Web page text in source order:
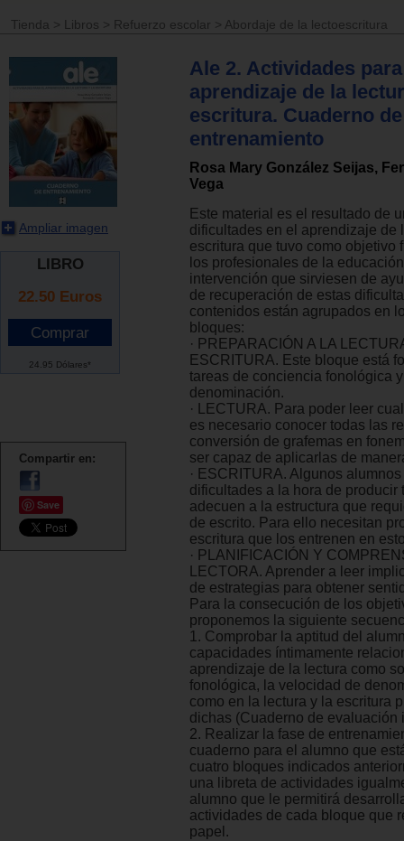
Tienda > Libros > Refuerzo escolar > Abordaje de la lectoescritura
Ampliar imagen
LIBRO
22.50 Euros
24.95 Dólares*
Compartir en:
Save
Ale 2. Actividades
aprendizaje de la
escritura. Cuaderno de
entrenamiento
Rosa Mary González Seijas,
Vega
Este material es el resultado de
dificultades en el aprendizaje de
escritura que tuvo como objetivo
los profesionales de la
intervención que sirviesen de
de recuperación de estas
contenidos están agrupados en
bloques:
· PREPARACIÓN A LA
ESCRITURA. Este bloque está
tareas de conciencia fonológica
denominación.
· LECTURA. Para poder leer
es necesario conocer todas las
conversión de grafemas en
ser capaz de aplicarlas de
· ESCRITURA. Algunos
dificultades a la hora de producir
adecuen a la estructura que
de escrito. Para ello necesitan
escritura que los entrenen en
· PLANIFICACIÓN Y
LECTORA. Aprender a leer
de estrategias para obtener
Para la consecución de los
proponemos la siguiente
1. Comprobar la aptitud del
capacidades íntimamente
aprendizaje de la lectura como
fonológica, la velocidad de
como en la lectura y la escritura
dichas (Cuaderno de evaluación
2. Realizar la fase de
cuaderno para el alumno que
cuatro bloques indicados
una libreta de actividades
alumno que le permitirá
actividades de cada bloque que
papel.